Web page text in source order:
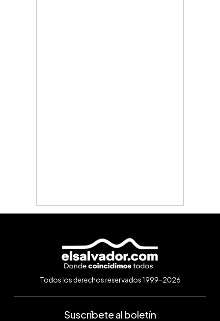
Todos los derechos reservados 1999-2026
Suscríbete al boletín